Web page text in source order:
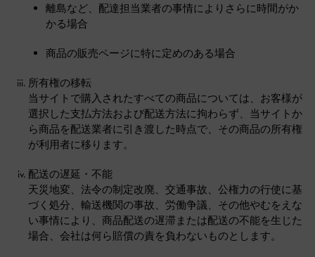
離島など、配達担当業者の事情によりさらに時間がか
かる場合
商品の販売ページに特に定めのある場合
所有権の移転
当サイトで購入されたすべての商品については、お客様が
選択した支払方法および配送方法に拘わらず、当サイトか
ら商品を配送業者に引き渡した時点で、その商品の所有権
が利用者に移ります。
配送の遅延・不能
天災地変、法令の制定改廃、交通事故、公権力の行使に基
づく処分、輸送機関の事故、労働争議、その他やむをえな
い事情により、商品配送の遅滞または配送の不能を生じた
場合、会社は何ら賠償の責を負わないものとします。